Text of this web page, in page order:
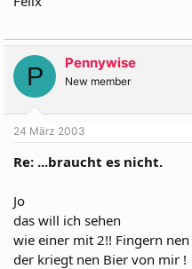
P Pennywise
New member
24 März 2003
Re: ...braucht es nicht.
Jo
das will ich sehen
wie einer mit 2!! Fingern
der kriegt nen Bier von mir !